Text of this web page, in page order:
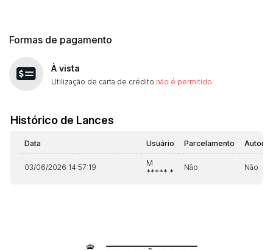
Formas de pagamento
À vista
Utilização de carta de crédito não é permitido
Histórico de Lances
Data Usuário Parcelamento
03/06/2026 14:57:19
M
***** *
Não Não